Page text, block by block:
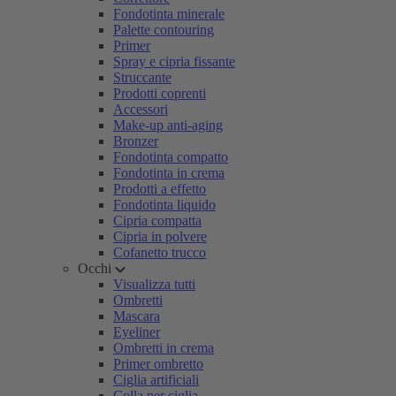
Fondotinta minerale
Palette contouring
Primer
Spray e cipria fissante
Struccante
Prodotti coprenti
Accessori
Make-up anti-aging
Bronzer
Fondotinta compatto
Fondotinta in crema
Prodotti a effetto
Fondotinta liquido
Cipria compatta
Cipria in polvere
Cofanetto trucco
Occhi
Visualizza tutti
Ombretti
Mascara
Eyeliner
Ombretti in crema
Primer ombretto
Ciglia artificiali